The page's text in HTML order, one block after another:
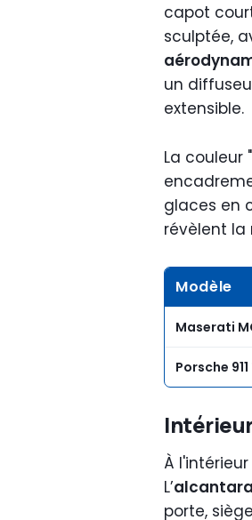
capot
sculptée,
un
extensible.
La couleur
glaces en
révèlent la
Modèle
Maserati
Porsche
À
L’alcantara
porte,